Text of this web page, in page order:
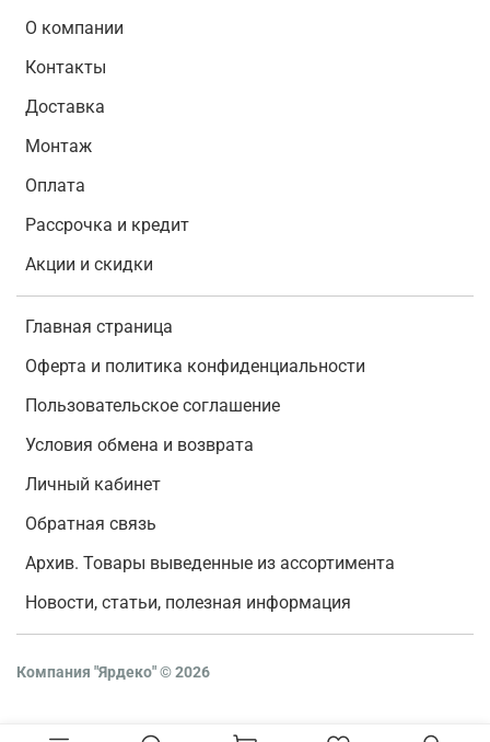
О компании
Контакты
Доставка
Монтаж
Оплата
Рассрочка и кредит
Акции и скидки
Главная страница
Оферта и политика конфиденциальности
Пользовательское соглашение
Условия обмена и возврата
Личный кабинет
Обратная связь
Архив. Товары выведенные из ассортимента
Новости, статьи, полезная информация
Компания "Ярдеко"©2026